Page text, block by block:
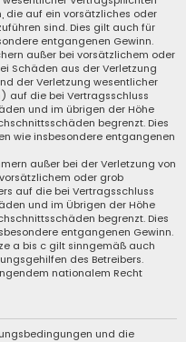
die auf ein vorsätzliches oder
sind. Dies gilt auch für
entgangenen Gewinn.
außer bei vorsätzlichem oder
Schäden aus der Verletzung
der Verletzung wesentlicher
auf die bei Vertragsschluss
und im übrigen der Höhe
begrenzt. Dies
wie insbesondere entgangenen
außer bei der Verletzung von
oder grob
auf die bei Vertragsschluss
und im Übrigen der Höhe
begrenzt. Dies
entgangenen Gewinn.
a bis c gilt sinngemäß auch
des Betreibers.
nationalem Recht
und die